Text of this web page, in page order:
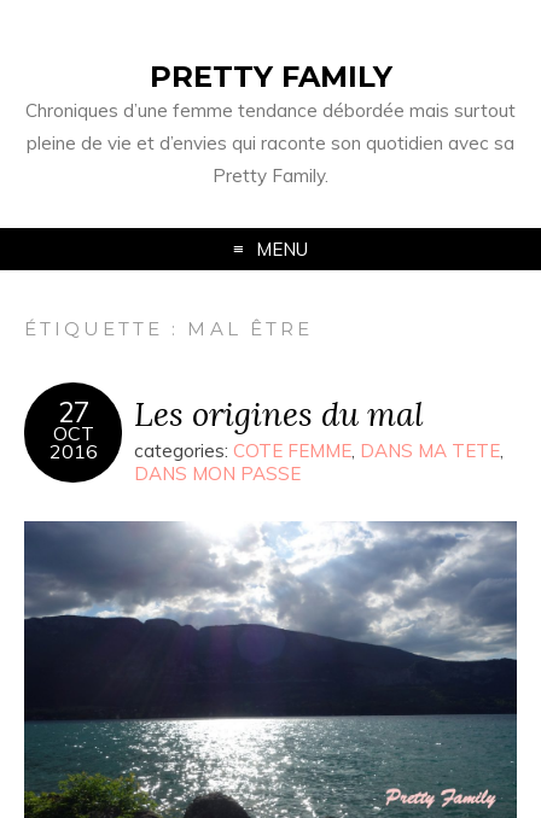
PRETTY FAMILY
Chroniques d’une femme tendance débordée mais surtout
pleine de vie et d’envies qui raconte son quotidien avec sa
Pretty Family.
MENU
ÉTIQUETTE : MAL ÊTRE
27
OCT
2016
Les origines du mal
categories: COTE FEMME, DANS MA TETE,
DANS MON PASSE